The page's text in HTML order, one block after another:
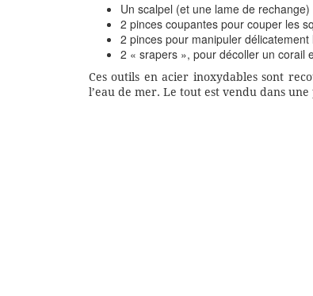
Un scalpel (et une lame de
2 pinces coupantes pour couper les
2 pinces pour manipuler délicatement
2 « srapers », pour décoller un corail
Ces outils en acier inoxydables sont
l’eau de mer. Le tout est vendu dans